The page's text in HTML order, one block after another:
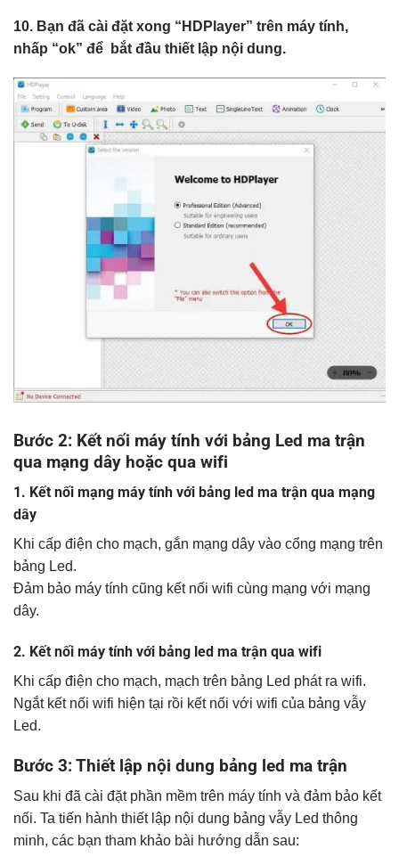
10. Bạn đã cài đặt xong “HDPlayer” trên máy tính,
nhấp “ok” để bắt đầu thiết lập nội dung.
Bước 2: Kết nối máy tính với bảng Led ma trận
qua mạng dây hoặc qua wifi
1. Kết nối mạng máy tính với bảng led ma trận qua mạng
dây
Khi cấp điện cho mạch, gắn mạng dây vào cổng mạng trên
bảng Led.
Đảm bảo máy tính cũng kết nối wifi cùng mạng với mạng
dây.
2. Kết nối máy tính với bảng led ma trận qua wifi
Khi cấp điện cho mạch, mạch trên bảng Led phát ra wifi.
Ngắt kết nối wifi hiện tại rồi kết nối với wifi của bảng vẫy
Led.
Bước 3: Thiết lập nội dung bảng led ma trận
Sau khi đã cài đặt phần mềm trên máy tính và đảm bảo kết
nối. Ta tiến hành thiết lập nội dung bảng vẫy Led thông
minh, các bạn tham khảo bài hướng dẫn sau: